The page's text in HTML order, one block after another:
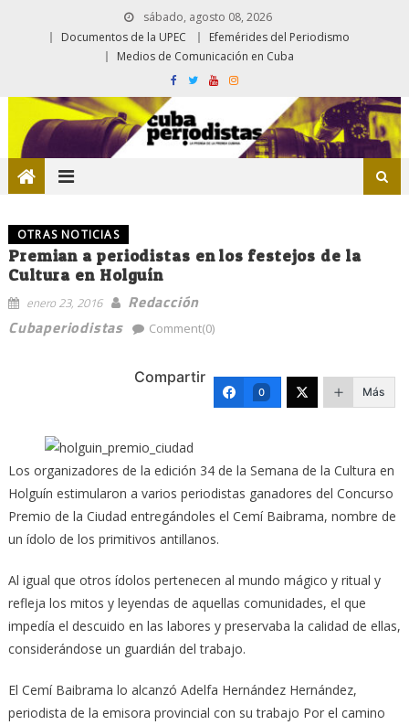
sábado, agosto 08, 2026
Documentos de la UPEC
Efemérides del Periodismo
Medios de Comunicación en Cuba
OTRAS NOTICIAS
Premian a periodistas en los festejos de la
Cultura en Holguín
enero 23, 2016
Redacción
Cubaperiodistas
Comment(0)
Compartir
0 Más
Los organizadores de la edición 34 de la Semana de la Cultura en
Holguín estimularon a varios periodistas ganadores del Concurso
Premio de la Ciudad entregándoles el Cemí Baibrama, nombre de
un ídolo de los primitivos antillanos.
Al igual que otros ídolos pertenecen al mundo mágico y ritual y
refleja los mitos y leyendas de aquellas comunidades, el que
impedía el descuido en las labores y preservaba la calidad de ellas,
considerándose un guardián del trabajo.
El Cemí Baibrama lo alcanzó Adelfa Hernández Hernández,
periodista de la emisora provincial con su trabajo Por el camino